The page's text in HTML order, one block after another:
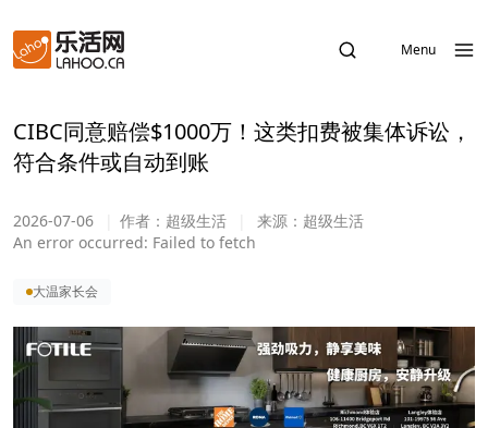
Menu
CIBC同意赔偿$1000万！这类扣费被集体诉讼，
符合条件或自动到账
2026-07-06 作者： 超级生活 来源： 超级生活
An error occurred: Failed to fetch
大温家长会